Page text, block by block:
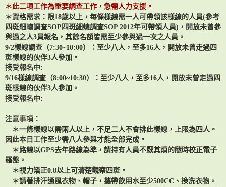
＊此二項工作為重要調查工作，急需人力支援。
＊資格需求：限18歲以上，每條樣線需一人可帶領該樣線的人員(參考
四斑細蟌調查SOP 四斑細蟌調查SOP 2012年可帶領人員) ，開放未曾參
與過之人3員報名，其餘名額皆需至少參與過一次之人員。
9/2樣線調查（7:30~10:00）：至少八人，至多16人，開放未曾走過四
斑樣線的伙伴3人參加。
接受報名中:
9/16樣線調查（8:00~10:30）：至少八人，至多16人，開放未曾走過四
斑樣線的伙伴3人參加。
接受報名中:
注意事項：
＊一條樣線以需兩人以上，不足二人不會排此樣線，上限為四人。
因此本日工作至少需八人參與才能全部完成。
＊路線以GPS去年路線為準，請持有人員不厭其煩的隨時校正電子
羅盤。
＊視力矯正0.8以上可清楚觀察四斑。
＊請著排汗通風衣物、帽子，攜帶飲用水至少500CC 、換洗衣物。